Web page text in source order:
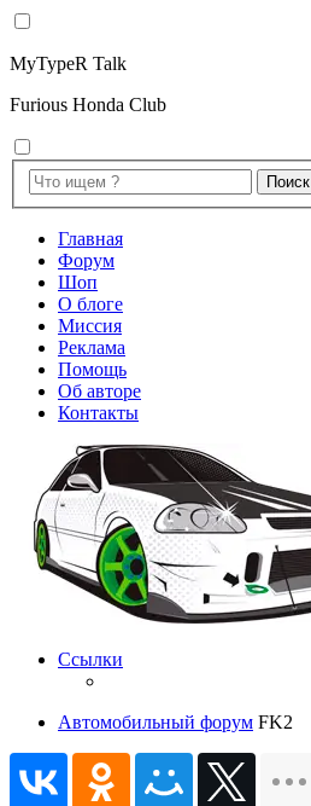
MyTypeR Talk
Furious Honda Club
Поиск
Главная
Форум
Шоп
О блоге
Миссия
Реклама
Помощь
Об авторе
Контакты
Ссылки
Автомобильный форум FK2